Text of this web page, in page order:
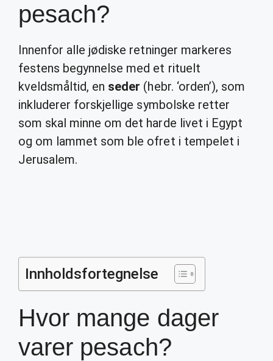
pesach?
Innenfor alle jødiske retninger markeres
festens begynnelse med et rituelt
kveldsmåltid, en seder (hebr. ‘orden’), som
inkluderer forskjellige symbolske retter
som skal minne om det harde livet i Egypt
og om lammet som ble ofret i tempelet i
Jerusalem.
Innholdsfortegnelse
Hvor mange dager
varer pesach?